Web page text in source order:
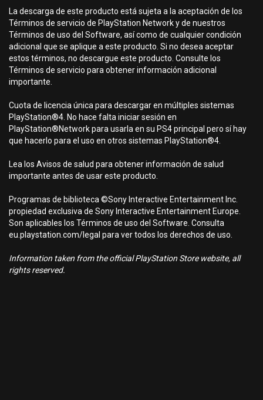
La descarga de este producto está sujeta a la aceptación de los
Términos de servicio de PlayStation Network y de nuestros
Términos de uso del Software, así como de cualquier condición
adicional que se aplique a este producto. Si no desea aceptar
estos términos, no descargue este producto. Consulte los
Términos de servicio para obtener información adicional
importante.
Cuota de licencia única para descargar en múltiples sistemas
PlayStation®4. No hace falta iniciar sesión en
PlayStation®Network para usarla en su PS4 principal pero sí hay
que hacerlo para el uso en otros sistemas PlayStation®4.
Lea los Avisos de salud para obtener información de salud
importante antes de usar este producto.
Programas de biblioteca ©Sony Interactive Entertainment Inc.
propiedad exclusiva de Sony Interactive Entertainment Europe.
Son aplicables los Términos de uso del Software. Consulta
eu.playstation.com/legal para ver todos los derechos de uso.
Information taken from the official PlayStation Store website, all
rights reserved.